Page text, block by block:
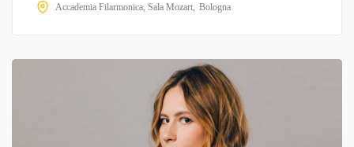
Accademia Filarmonica, Sala Mozart Bologna